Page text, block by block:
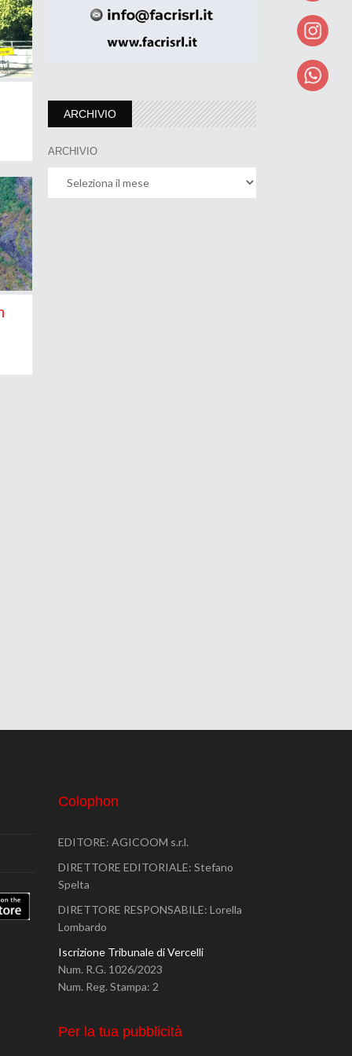
ARCHIVIO
ARCHIVIO
Colophon
EDITORE: AGICOOM s.r.l.
DIRETTORE EDITORIALE: Stefano
Spelta
DIRETTORE RESPONSABILE: Lorella
Lombardo
Iscrizione Tribunale di Vercelli
Num. R.G. 1026/2023
Num. Reg. Stampa: 2
Per la tua pubblicità